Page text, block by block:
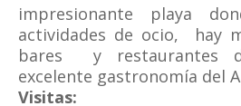
impresionante playa
actividades de ocio, hay
bares y restaurantes
excelente gastronomía del
Visitas: